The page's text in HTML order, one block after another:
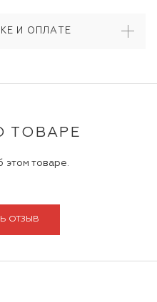
И ОПЛАТЕ
ТОВАРЕ
этом товаре.
ОТЗЫВ